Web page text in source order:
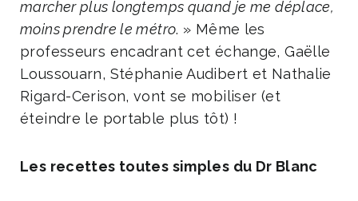
marcher plus longtemps quand je me déplace,
moins prendre le métro. » Même les
professeurs encadrant cet échange, Gaëlle
Loussouarn, Stéphanie Audibert et Nathalie
Rigard-Cerison, vont se mobiliser (et
éteindre le portable plus tôt) !
Les recettes toutes simples du Dr Blanc